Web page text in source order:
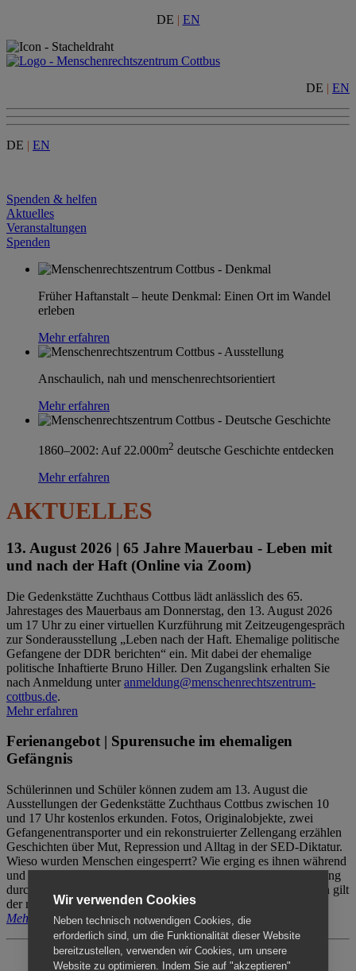
DE | EN
DE | EN
DE | EN
Spenden & helfen
Aktuelles
Veranstaltungen
Spenden
Früher Haftanstalt – heute Denkmal: Einen Ort im Wandel
erleben
Mehr erfahren
Anschaulich, nah und menschenrechtsorientiert
Mehr erfahren
1860–2002: Auf 22.000m2 deutsche Geschichte entdecken
Mehr erfahren
AKTUELLES
13. August 2026 | 65 Jahre Mauerbau - Leben mit
und nach der Haft (Online via Zoom)
Die Gedenkstätte Zuchthaus Cottbus lädt anlässlich des 65.
Jahrestages des Mauerbaus am Donnerstag, den 13. August 2026
um 17 Uhr zu einer virtuellen Kurzführung mit Zeitzeugengespräch
zur Sonderausstellung „Leben nach der Haft. Ehemalige politische
Gefangene der DDR berichten“ ein. Mit dabei der ehemalige
politische Inhaftierte Bruno Hiller. Den Zugangslink erhalten Sie
nach Anmeldung unteranmeldung@menschenrechtszentrum-
cottbus.de.
Mehr erfahren
Ferienangebot | Spurensuche im ehemaligen
Gefängnis
Schülerinnen und Schüler können zudem am 13. August die
Ausstellungen der Gedenkstätte Zuchthaus Cottbus zwischen 10
und 17 Uhr kostenlos erkunden. Fotos, Originalobjekte, zwei
Gefangenentransporter und ein rekonstruierter Zellengang erzählen
Geschichten über Mut, Repression und Alltag in der SED-Diktatur.
Wieso wurden Menschen eingesperrt? Wie erging es ihnen während
und nach der Haft? Der Besuch erfolgt individuell ohne Betreuung
durch das Menschenrechtszentrum Cottbus. Für Begleitpersonen gilt
der reguläre Eintritt (8€ / ermäßigt 5€).
Mehr erfahren
Wir verwenden Cookies
Neben technisch notwendigen Cookies, die
erforderlich sind, um die Funktionalität dieser Website
bereitzustellen, verwenden wir Cookies, um unsere
Website zu optimieren. Indem Sie auf "akzeptieren"